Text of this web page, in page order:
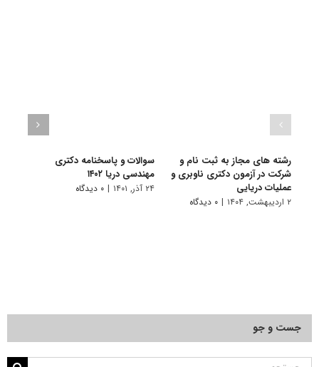
رشته های مجاز به ثبت نام و
شرکت در آزمون دکتری ناوبری و
عملیات دریایی
۲ اردیبهشت, ۱۴۰۴ | ۰ دیدگاه
سوالات و پاسخنامه دکتری
مهندسی دریا ۱۴۰۲
۲۴ آذر, ۱۴۰۱ | ۰ دیدگاه
جست و جو